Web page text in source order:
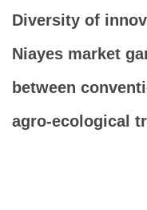
Diversity of
Niayes market
between
agro‐ecological